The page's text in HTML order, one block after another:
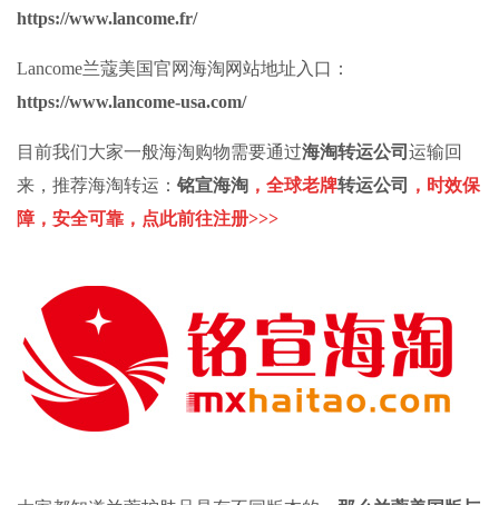
https://www.lancome.fr/
Lancome兰蔻美国官网海淘网站地址入口：
https://www.lancome-usa.com/
目前我们大家一般海淘购物需要通过海淘转运公司 运输回
来，推荐海淘转运 ： 铭宣海淘 ，全球老牌转运公司
，时效保
障，安全可靠， 点此前往注册>>>